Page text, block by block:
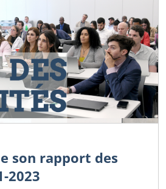
son rapport des
2023